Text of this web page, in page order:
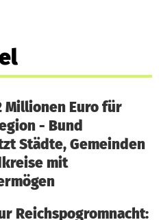
Millionen Euro für
- Bund
Städte, Gemeinden
mit
Reichspogromnacht: